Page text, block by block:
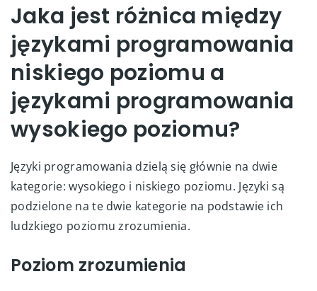
Jaka jest różnica między
językami programowania
niskiego poziomu a
językami programowania
wysokiego poziomu?
Języki programowania dzielą się głównie na dwie
kategorie: wysokiego i niskiego poziomu. Języki są
podzielone na te dwie kategorie na podstawie ich
ludzkiego poziomu zrozumienia.
Poziom zrozumienia